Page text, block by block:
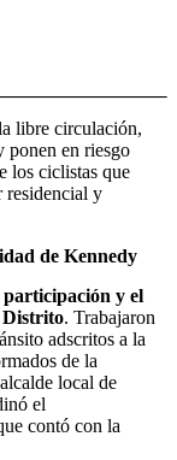
libre circulación,
ponen en riesgo
los ciclistas que
residencial y
de Kennedy
y el
Distrito. Trabajaron
adscritos a la
de la
local de
el
contó con la